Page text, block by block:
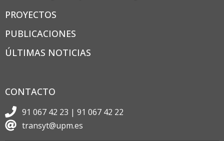
PROYECTOS
PUBLICACIONES
ÚLTIMAS NOTICIAS
CONTACTO
91 067 42 23 | 91 067 42 22
transyt@upm.es